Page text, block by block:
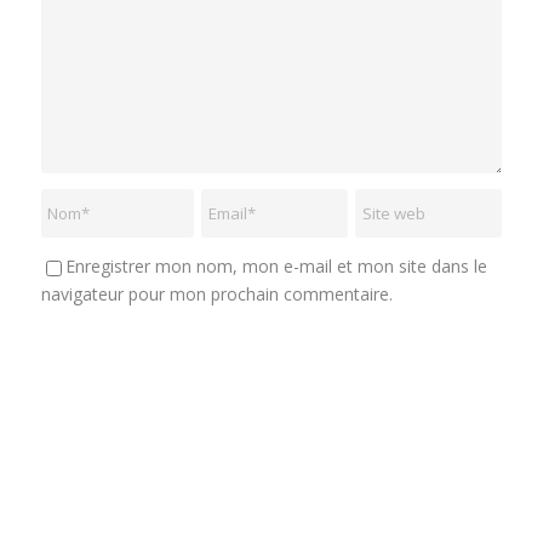
Enregistrer mon nom, mon e-mail et mon site dans le
navigateur pour mon prochain commentaire.